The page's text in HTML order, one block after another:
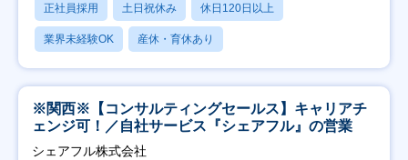
正社員採用 土日祝休み 休日120日以上
業界未経験OK 産休・育休あり
※関西※【コンサルティングセールス】キャリアチ
ェンジ可！／自社サービス『シェアフル』の営業
シェアフル株式会社